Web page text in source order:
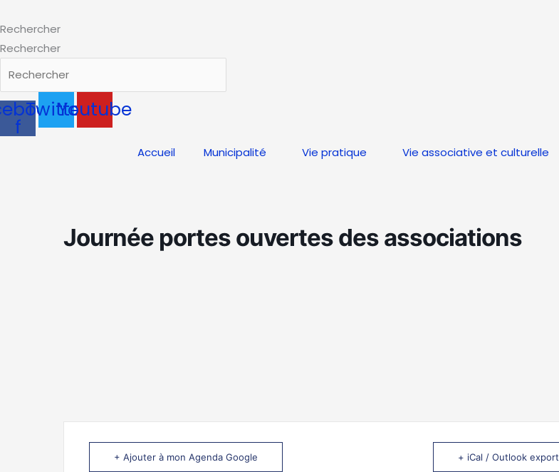
au
contenu
Rechercher
Rechercher
f
TwitterYoutube
Accueil Municipalité Vie pratique Vie associative et culturelle
Journée portes ouvertes des associations
+ Ajouter à mon Agenda Google + iCal / Outlook export